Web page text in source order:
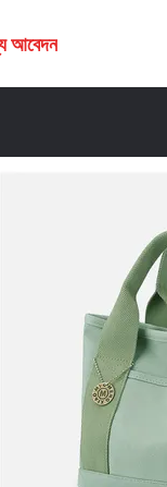
আবেদন